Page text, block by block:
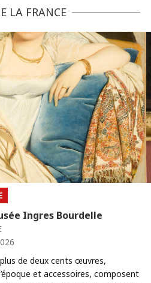
LA FRANCE
Ingres Bourdelle
de deux cents œuvres,
et accessoires, composent